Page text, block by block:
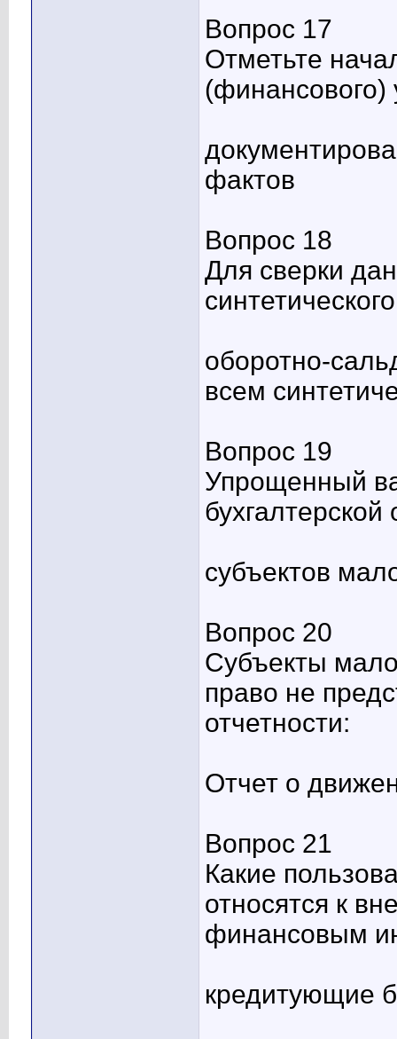
Вопрос 17
Отметьте
(финансового)
фактов
Вопрос 18
Для сверки
оборотно-
всем
Вопрос 19
Упрощенный
субъектов
Вопрос 20
Субъекты
право не
отчетности:
Отчет о
Вопрос 21
Какие
относятся к
финансовым
кредитующие